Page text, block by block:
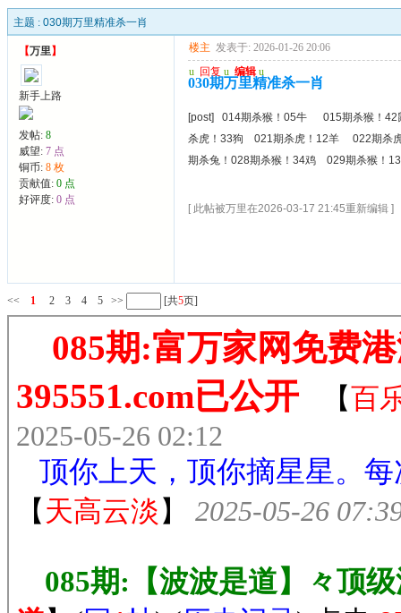
主题 : 030期万里精准杀一肖
【万里】
新手上路
发帖: 8
威望: 7 点
铜币: 8 枚
贡献值: 0 点
好评度: 0 点
楼主 发表于: 2026-01-26 20:06
u 回复 u 编辑 u
030期万里精准杀一肖
[post] 014期杀猴！05牛 015期杀猴！
杀虎！33狗 021期杀虎！12羊 022期
期杀兔！028期杀猴！34鸡 029期杀猴！
[ 此帖被万里在2026-03-17 21:45重新编辑 ]
<< 1 2 3 4 5 >> [共5页]